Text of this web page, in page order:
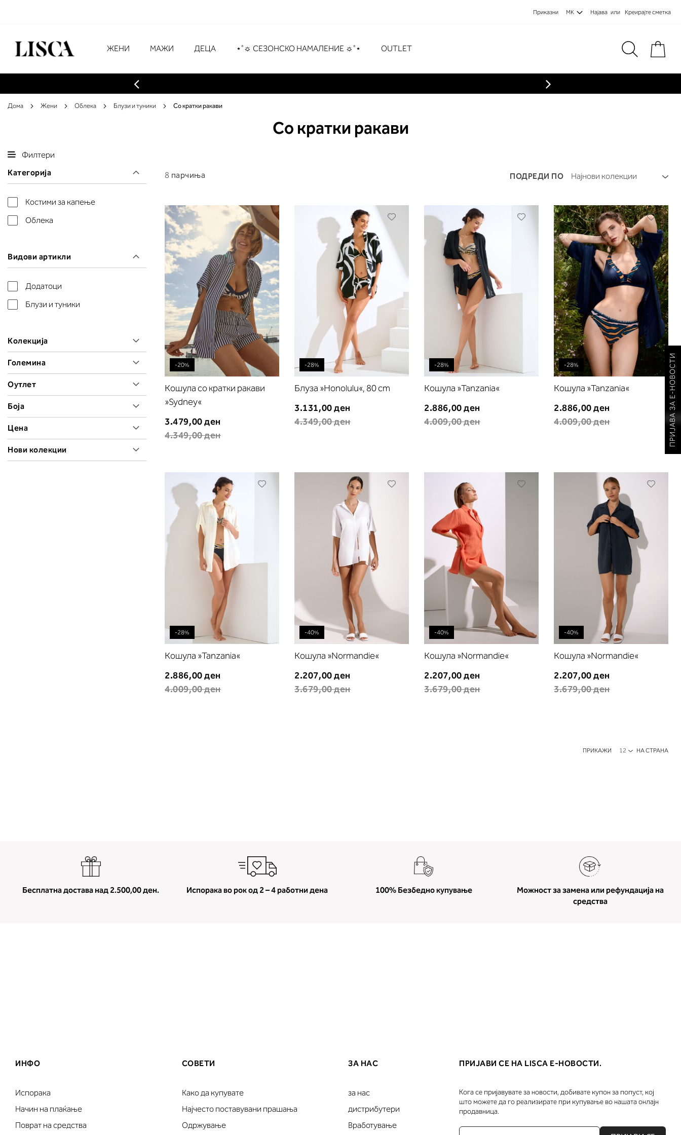
Приказни MK Најава Креирајте сметка
ЖЕНИ МАЖИ ДЕЦА ⋆˚☼ СЕЗОНСКО НАМАЛЕНИЕ ☼˚⋆ OUTLET
Дома Жени Облека Блузи и туники Со кратки ракави
Со кратки ракави
Филтери
8 парчиња ПОДРЕДИ ПО
-20%
Додади
во
листа
на
желби
Кошула со кратки ракави
»Sydney«
3.479,00 ден
4.349,00 ден
-28%
желби
Блуза »Honolulu«, 80 cm
3.131,00 ден
4.349,00 ден
-28%
Кошула »Tanzania«
2.886,00 ден
4.009,00 ден
-28%
Додади
во
листа
на
желби
Кошула »Tanzania«
2.886,00 ден
4.009,00 ден
-28%
Кошула »Tanzania«
2.886,00 ден
4.009,00 ден
-40%
Кошула »Normandie«
2.207,00 ден
3.679,00 ден
-40%
Кошула »Normandie«
2.207,00 ден
3.679,00 ден
-40%
Кошула »Normandie«
2.207,00 ден
3.679,00 ден
ПРИКАЖИ НА СТРАНА
Категорија
Костими за капење
Облека
Видови артикли
Додатоци
Блузи и туники
Колекција
Големина
Оутлет
Боја
Цена
Нови колекции
Бесплатна достава над 2.500,00 ден. Испорака во рок од 2 – 4 работни дена 100% Безбедно купување
Можност за замена или рефундација на
средства
ИНФО
Испорака
Начин на плаќање
Поврат на средства
СОВЕТИ
Како да купувате
Најчесто поставувани прашања
Одржување
ЗА НАС
за нас
дистрибутери
Вработување
ПРИЈАВИ СЕ НА LISCA Е-НОВОСТИ.
Кога се пријавувате за новости, добивате купон за попуст, кој
што можете да го реализирате при купување во нашата онлајн
продавница.
ПРИЈАВА ЗА Е-НОВОСТИ